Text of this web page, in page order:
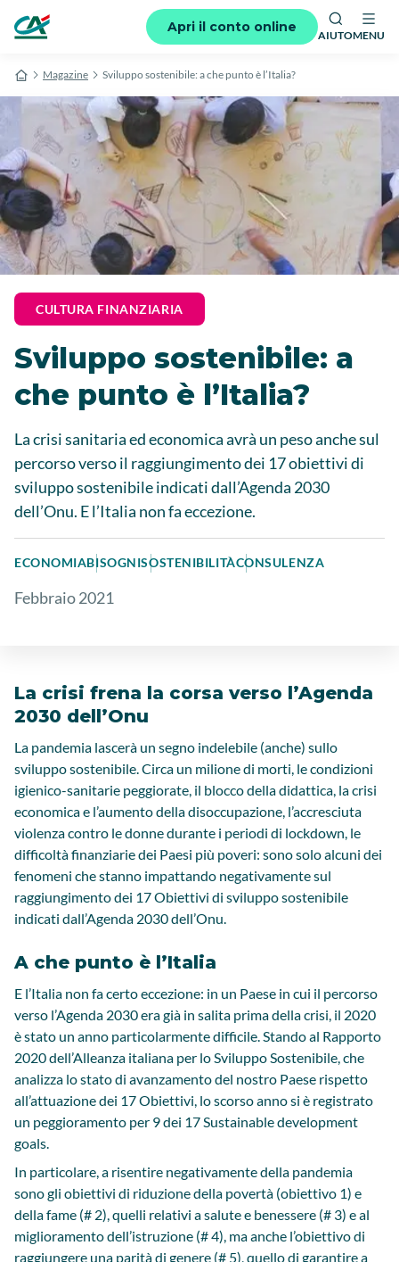
Apri il conto online
AIUTOMENU
Magazine Sviluppo sostenibile: a che punto è l’Italia?
CULTURA FINANZIARIA
Sviluppo sostenibile: a
che punto è l’Italia?
La crisi sanitaria ed economica avrà un peso anche sul
percorso verso il raggiungimento dei 17 obiettivi di
sviluppo sostenibile indicati dall’Agenda 2030
dell’Onu. E l’Italia non fa eccezione.
ECONOMIABISOGNISOSTENIBILITÀCONSULENZA
Febbraio 2021
La crisi frena la corsa verso l’Agenda
2030 dell’Onu
La pandemia lascerà un segno indelebile (anche) sullo
sviluppo sostenibile. Circa un milione di morti, le condizioni
igienico-sanitarie peggiorate, il blocco della didattica, la crisi
economica e l’aumento della disoccupazione, l’accresciuta
violenza contro le donne durante i periodi di lockdown, le
difficoltà finanziarie dei Paesi più poveri: sono solo alcuni dei
fenomeni che stanno impattando negativamente sul
raggiungimento dei 17 Obiettivi di sviluppo sostenibile
indicati dall’Agenda 2030 dell’Onu.
A che punto è l’Italia
E l’Italia non fa certo eccezione: in un Paese in cui il percorso
verso l’Agenda 2030 era già in salita prima della crisi, il 2020
è stato un anno particolarmente difficile. Stando al Rapporto
2020 dell’Alleanza italiana per lo Sviluppo Sostenibile, che
analizza lo stato di avanzamento del nostro Paese rispetto
all’attuazione dei 17 Obiettivi, lo scorso anno si è registrato
un peggioramento per 9 dei 17 Sustainable development
goals.
In particolare, a risentire negativamente della pandemia
sono gli obiettivi di riduzione della povertà (obiettivo 1) e
della fame (# 2), quelli relativi a salute e benessere (# 3) e al
miglioramento dell’istruzione (# 4), ma anche l’obiettivo di
raggiungere una parità di genere (# 5), quello di garantire a